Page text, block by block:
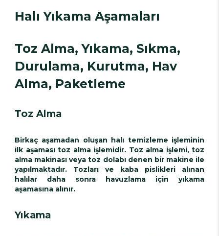
Halı Yıkama Aşamaları
Toz Alma, Yıkama, Sıkma,
Durulama, Kurutma, Hav
Alma, Paketleme
Toz Alma
Birkaç aşamadan oluşan halı temizleme işleminin
ilk aşaması toz alma işlemidir. Toz alma işlemi, toz
alma makinası veya toz dolabı denen bir makine ile
yapılmaktadır. Tozları ve kaba pislikleri alınan
halılar daha sonra havuzlama için yıkama
aşamasına alınır.
Yıkama